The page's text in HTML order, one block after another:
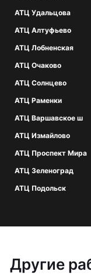
АТЦ Удальцова
АТЦ Алтуфьево
АТЦ Лобненская
АТЦ Очаково
АТЦ Солнцево
АТЦ Раменки
АТЦ Варшавское ш
АТЦ Измайлово
АТЦ Проспект Мира
АТЦ Зеленоград
АТЦ Подольск
Другие